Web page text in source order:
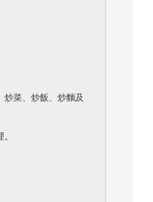
炒菜、炒飯、炒麵及